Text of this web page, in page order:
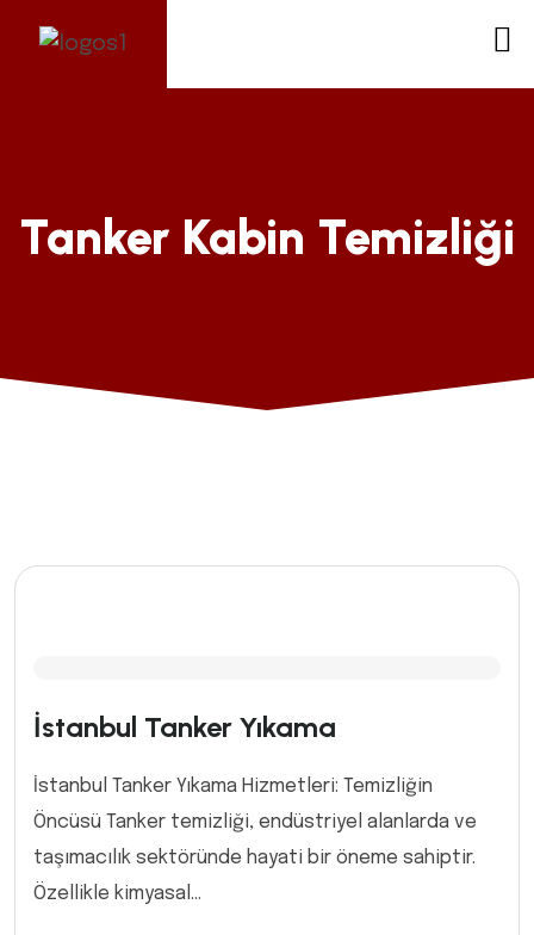
Tanker Kabin Temizliği
İstanbul Tanker Yıkama
İstanbul Tanker Yıkama Hizmetleri: Temizliğin
Öncüsü Tanker temizliği, endüstriyel alanlarda ve
taşımacılık sektöründe hayati bir öneme sahiptir.
Özellikle kimyasal...